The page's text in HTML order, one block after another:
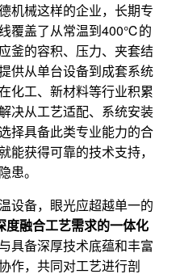
机械这样的企业，长期专
覆盖了从常温到400℃的
釜的容积、压力、夹套结
供从单台设备到成套系统
化工、新材料等行业积累
决从工艺适配、系统安装
择具备此类专业能力的合
能获得可靠的技术支持，
患。
设备，眼光应超越单一的
度融合工艺需求的一体化
具备深厚技术底蕴和丰富
作，共同对工艺进行剖